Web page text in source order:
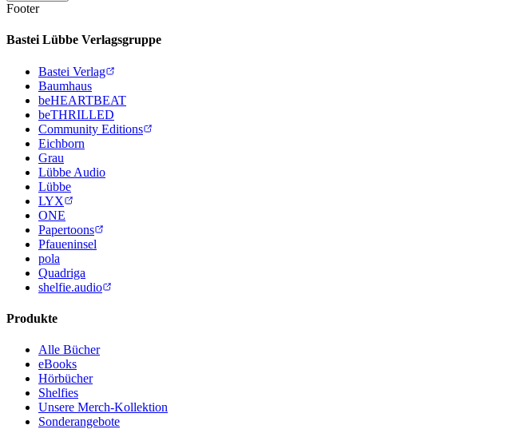
Footer
Bastei Lübbe Verlagsgruppe
Bastei Verlag
Baumhaus
beHEARTBEAT
beTHRILLED
Community Editions
Eichborn
Grau
Lübbe Audio
Lübbe
LYX
ONE
Papertoons
Pfaueninsel
pola
Quadriga
shelfie.audio
Produkte
Alle Bücher
eBooks
Hörbücher
Shelfies
Unsere Merch-Kollektion
Sonderangebote